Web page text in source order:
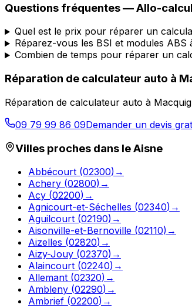
Questions fréquentes —Allo-
Quel est le prix pour réparer un
Réparez-vous les BSI et modules ABS
Combien de temps pour réparer un
Réparation de calculateur auto à
Réparation de calculateur auto à
09 79 99 86 09Demander un devis
Villes proches dans leAisne
Abbécourt (02300) →
Achery (02800) →
Acy (02200) →
Agnicourt-et-Séchelles (02340) →
Aguilcourt (02190) →
Aisonville-et-Bernoville (02110) →
Aizelles (02820) →
Aizy-Jouy (02370) →
Alaincourt (02240) →
Allemant (02320) →
Ambleny (02290) →
Ambrief (02200) →